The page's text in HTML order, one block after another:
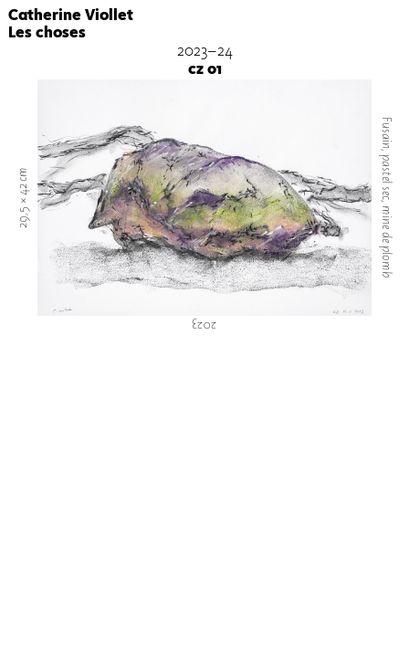
Catherine Viollet
Les choses
2023-24
cz 01
Fusain, pastel sec, mine de plomb
2023
29,5 × 42 cm